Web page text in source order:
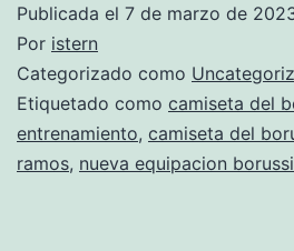
Publicada el 7 de marzo de
Por istern
Categorizado como
Etiquetado como camiseta del
entrenamiento, camiseta del
ramos, nueva equipacion